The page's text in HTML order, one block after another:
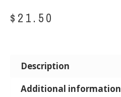
$ 21.50
Description
Additional information